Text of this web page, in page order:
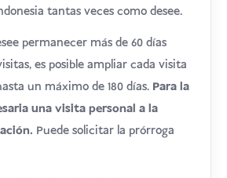
tantas veces como desee.
permanecer más de 60 días
es posible ampliar cada visita
un máximo de 180 días. Para la
una visita personal a la
Puede solicitar la prórroga